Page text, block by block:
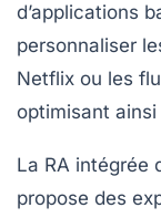
d’applications
personnaliser
Netflix ou les
optimisant ainsi
La RA intégrée
propose des